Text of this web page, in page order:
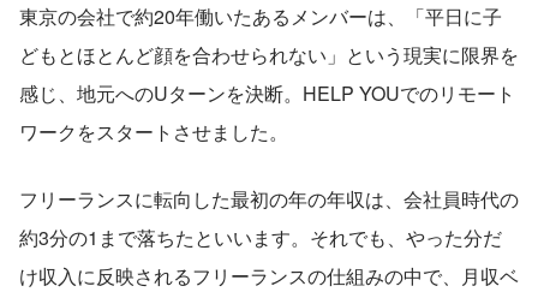
東京の会社で約20年働いたあるメンバーは、「平日に子
どもとほとんど顔を合わせられない」という現実に限界を
感じ、地元へのUターンを決断。HELP YOUでのリモート
ワークをスタートさせました。
フリーランスに転向した最初の年の年収は、会社員時代の
約3分の1まで落ちたといいます。それでも、やった分だ
け収入に反映されるフリーランスの仕組みの中で、月収ベ